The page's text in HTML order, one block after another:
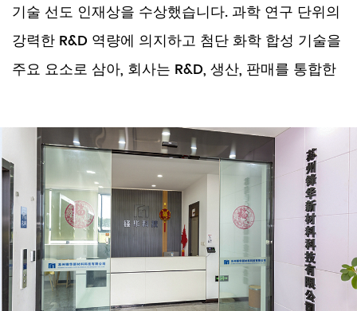
기술 선도 인재상을 수상했습니다. 과학 연구 단위의
강력한 R&D 역량에 의지하고 첨단 화학 합성 기술을
주요 요소로 삼아, 회사는 R&D, 생산, 판매를 통합한
OLED 발광 중간체를 제공하는 데 전념합니다. 회사
는 강력한 과학 연구 역량과 장기간 재료 분자 연구
및 개발에 종사하는 전문가 팀을 보유하고 있습니다.
동시에, 많은 국내 대학 및 연구 기관(예: 사우디 아
라비아 과학기술대학, 상하이 유기화학 연구소, 중국
과학원, 수저우대학, 난징 이공대학, 저장대학 등)과
접촉 및 협력 관계를 구축하여 고객에게 생산 공정에